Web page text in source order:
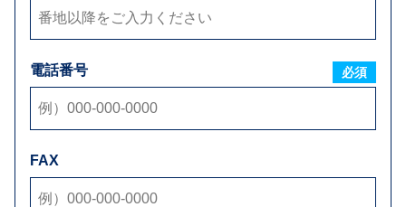
電話番号 必須
FAX
添付ファイル